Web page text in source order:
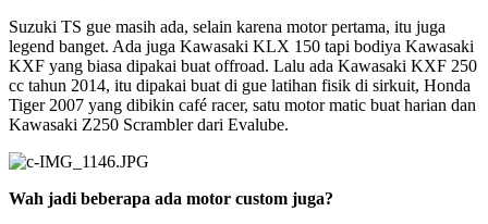
Suzuki TS gue masih ada, selain karena motor pertama, itu juga
legend banget. Ada juga Kawasaki KLX 150 tapi bodiya Kawasaki
KXF yang biasa dipakai buat offroad. Lalu ada Kawasaki KXF 250
cc tahun 2014, itu dipakai buat di gue latihan fisik di sirkuit, Honda
Tiger 2007 yang dibikin café racer, satu motor matic buat harian dan
Kawasaki Z250 Scrambler dari Evalube.
Wah jadi beberapa ada motor custom juga?